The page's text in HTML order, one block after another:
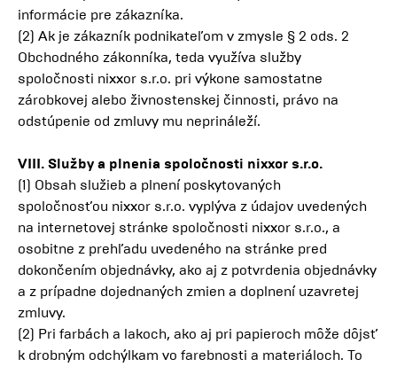
informácie pre zákazníka.
(2) Ak je zákazník podnikateľom v zmysle § 2 ods. 2
Obchodného zákonníka, teda využíva služby
spoločnosti nixxor s.r.o. pri výkone samostatne
zárobkovej alebo živnostenskej činnosti, právo na
odstúpenie od zmluvy mu neprináleží.
VIII. Služby a plnenia spoločnosti nixxor s.r.o.
(1) Obsah služieb a plnení poskytovaných
spoločnosťou nixxor s.r.o. vyplýva z údajov uvedených
na internetovej stránke spoločnosti nixxor s.r.o., a
osobitne z prehľadu uvedeného na stránke pred
dokončením objednávky, ako aj z potvrdenia objednávky
a z prípadne dojednaných zmien a doplnení uzavretej
zmluvy.
(2) Pri farbách a lakoch, ako aj pri papieroch môže dôjsť
k drobným odchýlkam vo farebnosti a materiáloch. To